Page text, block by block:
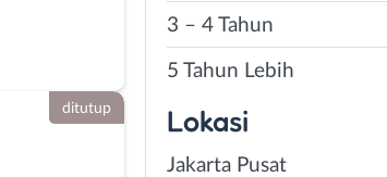
ditutup
3 – 4 Tahun
5 Tahun Lebih
Lokasi
Jakarta Pusat